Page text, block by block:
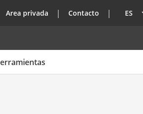
top
Area privada Contacto ES